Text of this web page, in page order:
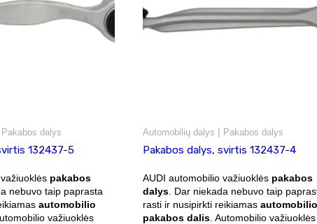
Pakabos dalys
132437-5
pakabos
nebuvo taip paprasta
automobilio
važiuoklės
Automobilių dalys | Pakabos dalys
Pakabos dalys, svirtis 132437-4
AUDI automobilio važiuoklės pakabos
dalys . Dar niekada nebuvo taip
rasti ir nusipirkti reikiamas automobilio
pakabos dalis . Automobilio važiuoklės